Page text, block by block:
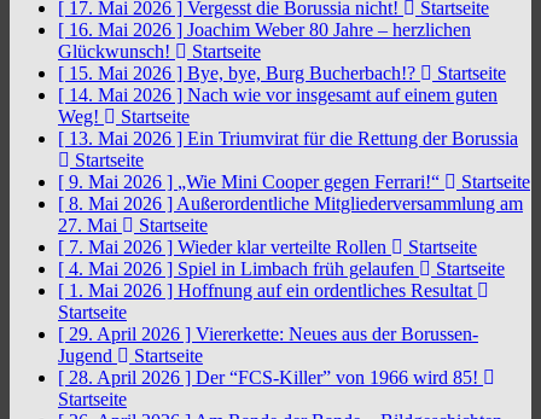
[ 17. Mai 2026 ] Vergesst die Borussia nicht!
Startseite
[ 16. Mai 2026 ] Joachim Weber 80 Jahre – herzlichen
Glückwunsch!
Startseite
[ 15. Mai 2026 ] Bye, bye, Burg Bucherbach!?
Startseite
[ 14. Mai 2026 ] Nach wie vor insgesamt auf einem guten
Weg!
Startseite
[ 13. Mai 2026 ] Ein Triumvirat für die Rettung der Borussia
Startseite
[ 9. Mai 2026 ] „Wie Mini Cooper gegen Ferrari!“
Startseite
[ 8. Mai 2026 ] Außerordentliche Mitgliederversammlung am
27. Mai
Startseite
[ 7. Mai 2026 ] Wieder klar verteilte Rollen
Startseite
[ 4. Mai 2026 ] Spiel in Limbach früh gelaufen
Startseite
[ 1. Mai 2026 ] Hoffnung auf ein ordentliches Resultat
Startseite
[ 29. April 2026 ] Viererkette: Neues aus der Borussen-
Jugend
Startseite
[ 28. April 2026 ] Der “FCS-Killer” von 1966 wird 85!
Startseite